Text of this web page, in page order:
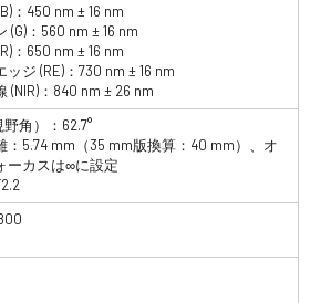
：450 nm ± 16 nm
(G)：560 nm ± 16 nm
：650 nm ± 16 nm
ッジ (RE)：730 nm ± 16 nm
(NIR)：840 nm ± 26 nm
野角）：62.7°
：5.74 mm（35 mm版換算：40 mm）、オ
ーカスは∞に設定